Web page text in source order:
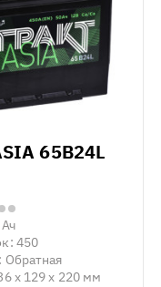
65B24L
450
Обратная
x 129 x 220 мм